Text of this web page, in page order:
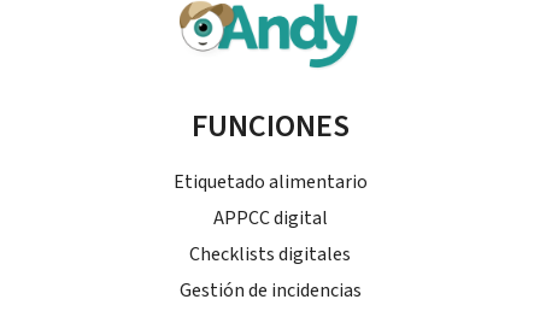
FUNCIONES
Etiquetado alimentario
APPCC digital
Checklists digitales
Gestión de incidencias